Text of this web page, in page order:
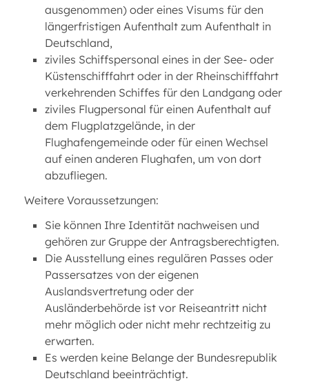
ausgenommen) oder eines Visums für den
längerfristigen Aufenthalt zum Aufenthalt in
Deutschland,
ziviles Schiffspersonal eines in der See- oder
Küstenschifffahrt oder in der Rheinschifffahrt
verkehrenden Schiffes für den Landgang oder
ziviles Flugpersonal für einen Aufenthalt auf
dem Flugplatzgelände, in der
Flughafengemeinde oder für einen Wechsel
auf einen anderen Flughafen, um von dort
abzufliegen.
Weitere Voraussetzungen:
Sie können Ihre Identität nachweisen und
gehören zur Gruppe der Antragsberechtigten.
Die Ausstellung eines regulären Passes oder
Passersatzes von der eigenen
Auslandsvertretung oder der
Ausländerbehörde ist vor Reiseantritt nicht
mehr möglich oder nicht mehr rechtzeitig zu
erwarten.
Es werden keine Belange der Bundesrepublik
Deutschland beeinträchtigt.